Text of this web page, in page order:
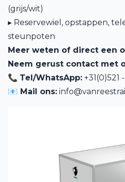
(grijs/wit)
▸ Reservewiel, opstappen,
steunpoten
Meer weten of direct een
Neem gerust contact met
📞 Tel/WhatsApp: +31(0)521
📧 Mail ons: